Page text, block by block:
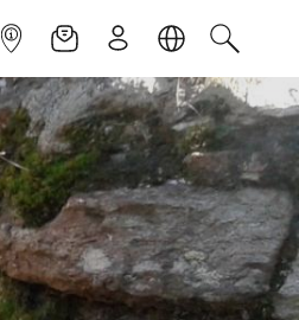
INFOPOINTNEWSLETTER
ISCRIVITILINGUACERCA